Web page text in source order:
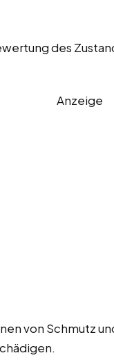
des
Anzeige
von Schmutz